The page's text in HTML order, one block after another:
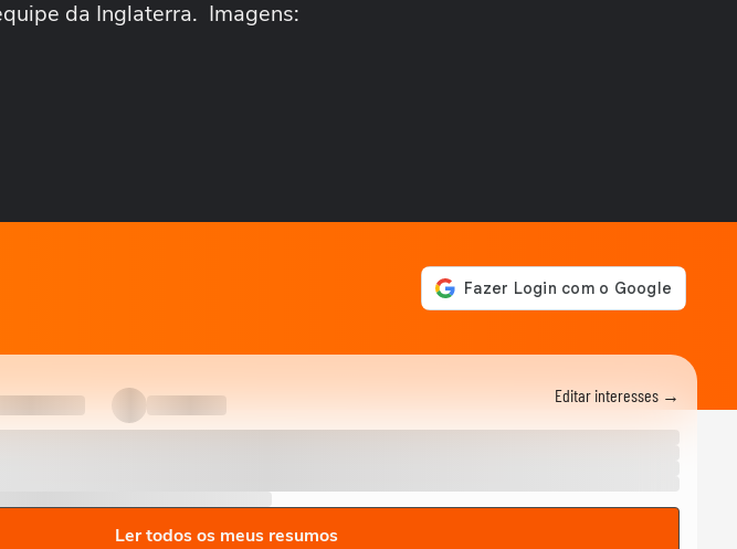
da Inglaterra. Imagens:
ESPORTES
Rayssa Leal fala sobre
Alex Escobar passa por
tumor
ser apresentado à torcida
Editar interesses →
Ler todos os meus resumos